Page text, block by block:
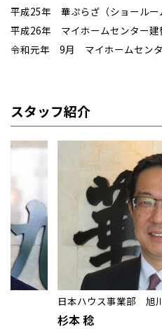
平成25年 華ぷらざ（ショールー
平成26年 マイホームセンター建
令和元年 9月 マイホームセン
スタッフ紹介
日本ハウス事業部 旭
杉本 稔